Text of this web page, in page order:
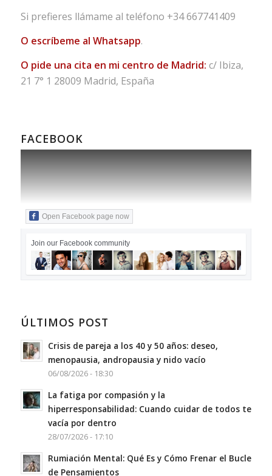
Si prefieres llámame al teléfono +34 667741409
O escríbeme al Whatsapp.
O pide una cita en mi centro de Madrid: c/ Ibiza,
21 7° 1 28009 Madrid, España
FACEBOOK
Open Facebook page now
Join our Facebook community
ÚLTIMOS POST
Crisis de pareja a los 40 y 50 años: deseo,
menopausia, andropausia y nido vacío
06/08/2026 - 18:30
La fatiga por compasión y la
hiperresponsabilidad: Cuando cuidar de todos te
vacía por dentro
28/07/2026 - 17:10
Rumiación Mental: Qué Es y Cómo Frenar el Bucle
de Pensamientos